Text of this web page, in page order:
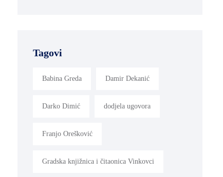
Tagovi
Babina Greda Damir Dekanić
Darko Dimić dodjela ugovora
Franjo Orešković
Gradska knjižnica i čitaonica Vinkovci